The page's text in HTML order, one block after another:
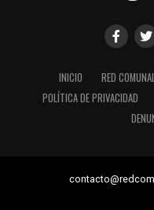
INICIO RED
POLÍTICA DE PRIVACIDAD